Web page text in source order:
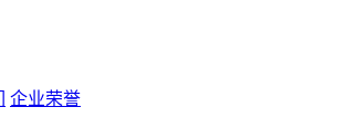
企业荣誉